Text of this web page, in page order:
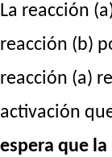
La reacción
reacción (b)
reacción (a)
activación
espera que